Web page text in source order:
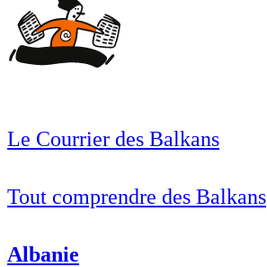
Le Courrier des Balkans
Tout comprendre des Balkans
Albanie